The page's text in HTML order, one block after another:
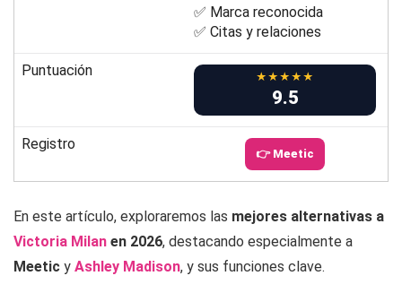
✅ Marca reconocida
✅ Citas y relaciones
Puntuación ★★★★★
9.5
Registro
👉 Meetic
En este artículo, exploraremos las mejores alternativas a
Victoria Milan en 2026, destacando especialmente a
Meetic y Ashley Madison, y sus funciones clave.